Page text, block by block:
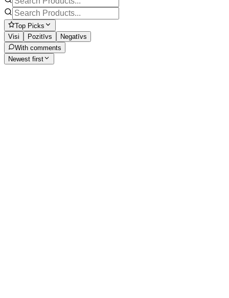
Top Picks
Visi
Pozitīvs
Negatīvs
With comments
Newest first